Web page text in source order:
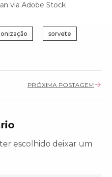
todas as novidades
via Adobe Stock
sorvete
PRÓXIMA POSTAGEM
escolhido deixar um